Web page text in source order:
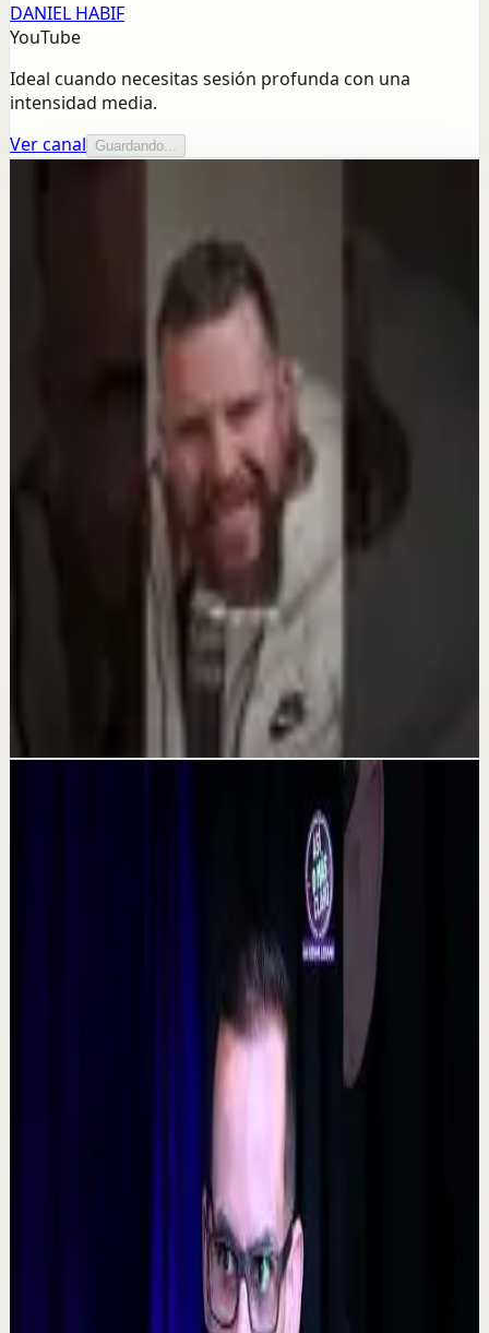
DANIEL HABIF
YouTube
Ideal cuando necesitas sesión profunda con una
intensidad media.
Ver canal
Guardando...
RECORDAR LO BUENO | No dejes que el dolor
borre lo que sí fue hermoso - Daniel Habif
Aprendí a amar a todos, menos a mí | Daniel
PERDISTE EL TRONO - Daniel Habif
La consecuencia de una falta de desconexión.
#tevasamorir #huracandreyfus #diegodreyfus
Video estándar
𝐓𝐨𝐦𝐚 𝐥𝐚𝐬 𝐝𝐞𝐜𝐢𝐬𝐢𝐨𝐧𝐞𝐬 𝐝𝐢𝐟í𝐜𝐢𝐥𝐞𝐬 - Poderoso Discurso